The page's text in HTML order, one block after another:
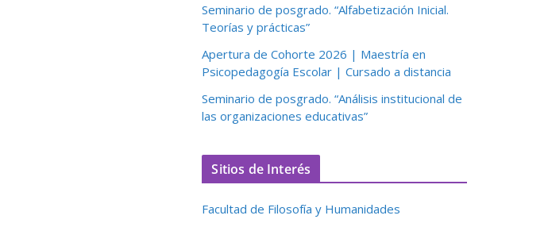
Seminario de posgrado. “Alfabetización Inicial.
Teorías y prácticas”
Apertura de Cohorte 2026 | Maestría en
Psicopedagogía Escolar | Cursado a distancia
Seminario de posgrado. “Análisis institucional de
las organizaciones educativas”
Sitios de Interés
Facultad de Filosofía y Humanidades